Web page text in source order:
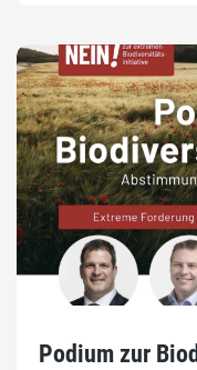
Podium zur